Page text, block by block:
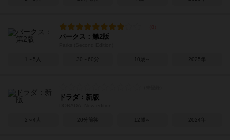
パークス：第2版
1～5人 30～60分 10歳～ 2025年
ドラダ：新版
2～4人 20分前後 12歳～ 2024年